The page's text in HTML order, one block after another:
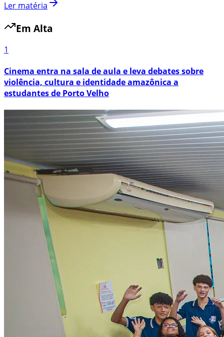
Ler matéria
Em Alta
1
Cinema entra na sala de aula e leva debates sobre
violência, cultura e identidade amazônica a
estudantes de Porto Velho